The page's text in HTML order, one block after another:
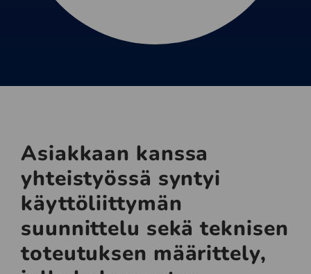
Asiakkaan kanssa
yhteistyössä syntyi
käyttöliittymän
suunnittelu sekä teknisen
toteutuksen määrittely,